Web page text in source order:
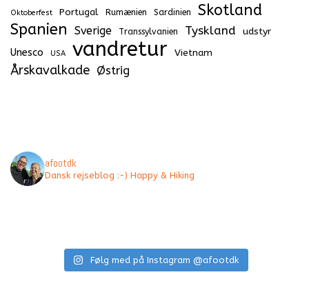
Oktoberfest Portugal Rumænien Sardinien
Skotland
Spanien
Sverige Transsylvanien Tyskland udstyr
Unesco USA vandretur Vietnam
Årskavalkade Østrig
afootdk
Dansk rejseblog :-) Happy & Hiking
Følg med på Instagram @afootdk